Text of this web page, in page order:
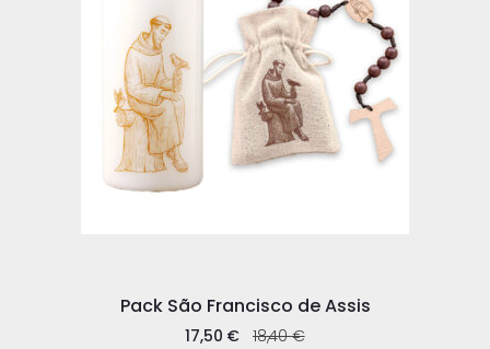
Pack São Francisco de Assis
18,40€
17,50 €